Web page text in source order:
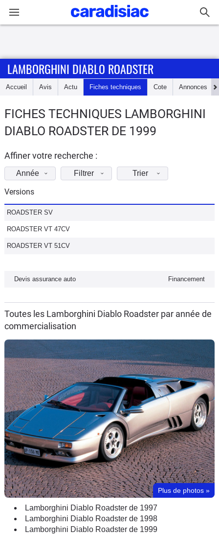
Accueil
Essais
d'achat
Electriques
Utilitaires
Flottes
Auto
Moto
Marques
LAMBORGHINI DIABLO ROADSTER
Accueil Avis Actu Fiches techniques Cote Annonces
FICHES TECHNIQUES LAMBORGHINI
DIABLO ROADSTER DE 1999
Affiner votre recherche :
Année Filtrer Trier
Versions
ROADSTER SV
ROADSTER VT 47CV
ROADSTER VT 51CV
Devis assurance auto Financement
Toutes les Lamborghini Diablo Roadster par année de
commercialisation
Plus de photos »
Lamborghini Diablo Roadster de 1997
Lamborghini Diablo Roadster de 1998
Lamborghini Diablo Roadster de 1999